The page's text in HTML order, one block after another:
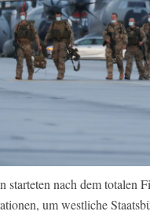
starteten nach dem totalen
um westliche